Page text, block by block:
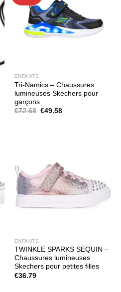
ENFANTS
Tri-Namics – Chaussures
lumineuses Skechers pour
garçons
€72.68 Le
€49.58Le
ENFANTS
TWINKLE SPARKS SEQUIN –
Chaussures lumineuses
Skechers pour petites filles
€36.79